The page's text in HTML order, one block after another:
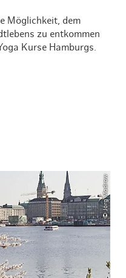
Möglichkeit, dem
zu entkommen
Kurse Hamburgs.
© Jörg Modrow